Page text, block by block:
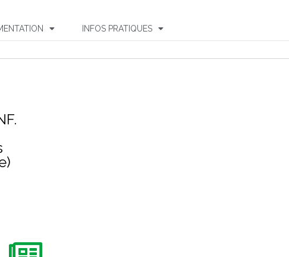
INFOS PRATIQUES